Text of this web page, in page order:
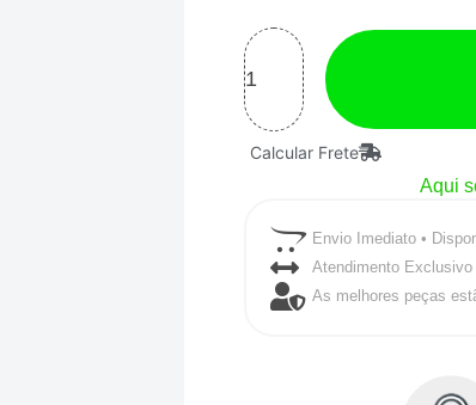
S990G
Bico
1.8
quantidade
Calcular Frete
Aqui
Envio Imediato •
Atendimento Exclusivo
As melhores peças